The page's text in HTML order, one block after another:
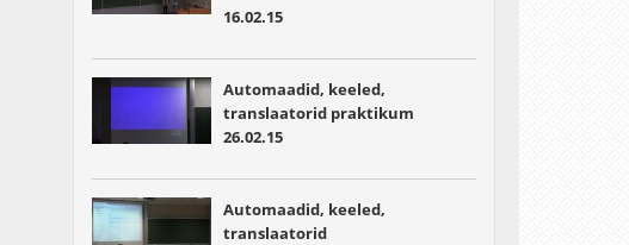
16.02.15
Automaadid, keeled,
translaatorid praktikum
26.02.15
Automaadid, keeled,
translaatorid